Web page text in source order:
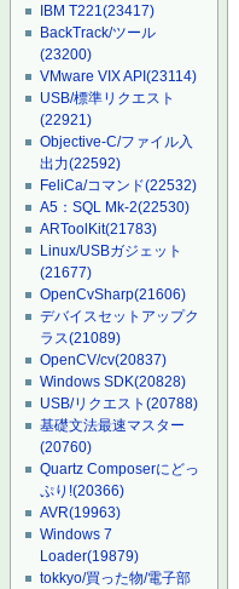
IBM T221(23417)
BackTrack/ツール
(23200)
VMware VIX API(23114)
USB/標準リクエスト
(22921)
Objective-C/ファイル入
出力(22592)
FeliCa/コマンド(22532)
A5：SQL Mk-2(22530)
ARToolKit(21783)
Linux/USBガジェット
(21677)
OpenCvSharp(21606)
デバイスセットアップク
ラス(21089)
OpenCV/cv(20837)
Windows SDK(20828)
USB/リクエスト(20788)
基礎文法最速マスター
(20760)
Quartz Composerにどっ
ぷり!(20366)
AVR(19963)
Windows 7
Loader(19879)
tokkyo/買った物/電子部